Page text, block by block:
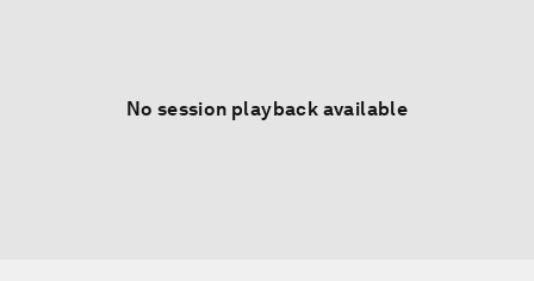
No session playback available